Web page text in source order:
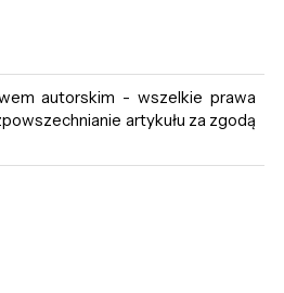
autorskim - wszelkie prawa
artykułu za zgodą